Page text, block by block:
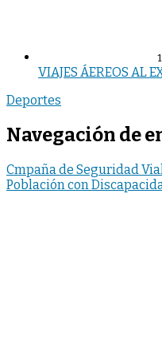
VIAJES ÁEREOS AL
Deportes
Navegación de
Cmpaña de Seguridad
Población con